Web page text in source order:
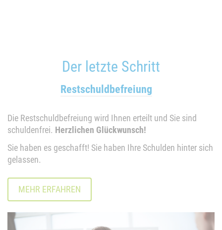
Der letzte Schritt
Restschuldbefreiung
Die Restschuldbefreiung wird Ihnen erteilt und Sie sind
schuldenfrei. Herzlichen Glückwunsch!
Sie haben es geschafft! Sie haben Ihre Schulden hinter sich
gelassen.
MEHR ERFAHREN